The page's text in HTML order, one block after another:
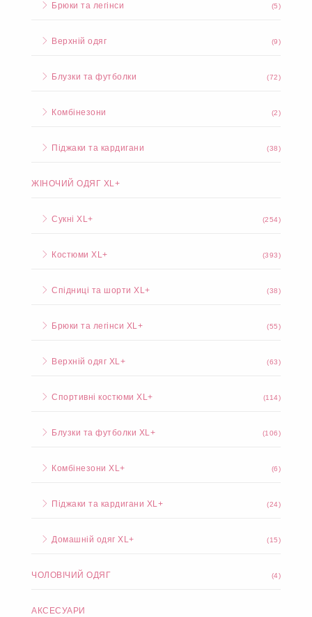
Брюки та легінси (5)
Верхній одяг (9)
Блузки та футболки (72)
Комбінезони (2)
Піджаки та кардигани (38)
ЖІНОЧИЙ ОДЯГ XL+
Сукні XL+ (254)
Костюми XL+ (393)
Спідниці та шорти XL+ (38)
Брюки та легінси XL+ (55)
Верхній одяг XL+ (63)
Спортивні костюми XL+ (114)
Блузки та футболки XL+ (106)
Комбінезони XL+ (6)
Піджаки та кардигани XL+ (24)
Домашній одяг XL+ (15)
ЧОЛОВІЧИЙ ОДЯГ (4)
АКСЕСУАРИ